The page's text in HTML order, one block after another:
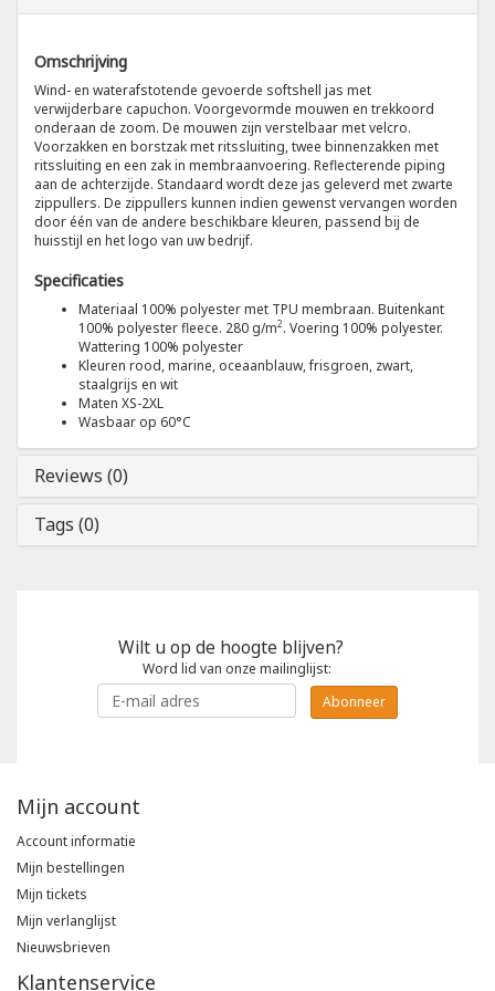
Helly Hansen
Omschrijving
Wind- en waterafstotende gevoerde softshell jas met
verwijderbare capuchon. Voorgevormde mouwen en trekkoord
onderaan de zoom. De mouwen zijn verstelbaar met velcro.
Voorzakken en borstzak met ritssluiting, twee binnenzakken met
ritssluiting en een zak in membraanvoering. Reflecterende piping
aan de achterzijde. Standaard wordt deze jas geleverd met zwarte
zippullers. De zippullers kunnen indien gewenst vervangen worden
door één van de andere beschikbare kleuren, passend bij de
huisstijl en het logo van uw bedrijf.
Specificaties
Materiaal 100% polyester met TPU membraan. Buitenkant
100% polyester fleece. 280 g/m2. Voering 100% polyester.
Wattering 100% polyester
Kleuren rood, marine, oceaanblauw, frisgroen, zwart,
staalgrijs en wit
Maten XS-2XL
Wasbaar op 60°C
Reviews (0)
Tags (0)
Wilt u op de hoogte blijven?
Word lid van onze mailinglijst:
Abonneer
Mijn account
Account informatie
Mijn bestellingen
Mijn tickets
Mijn verlanglijst
Nieuwsbrieven
Klantenservice